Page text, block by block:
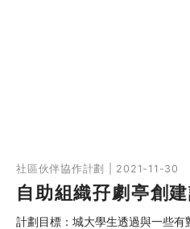
社區伙伴協作計劃 | 2021-11-30
自助組織孖劇亭創建
計劃目標：城大學生透過與一些